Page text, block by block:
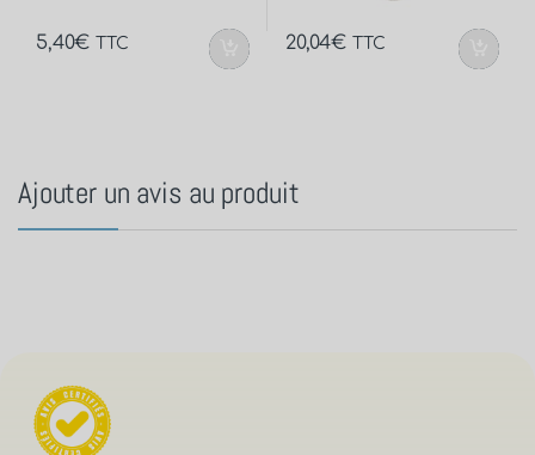
5,40€ TTC 20,04€ TTC
Ajouter un avis au produit